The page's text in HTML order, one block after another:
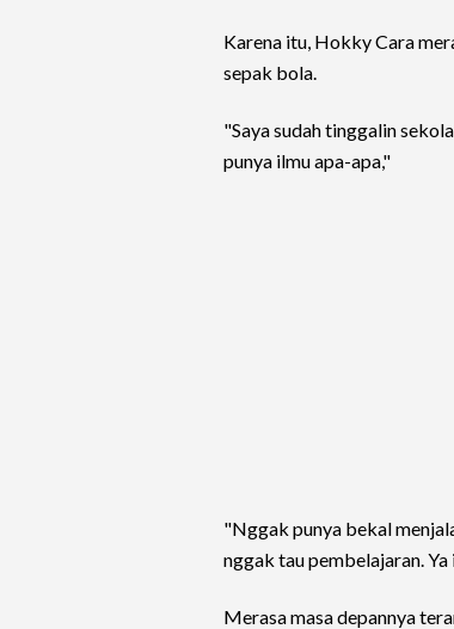
Karena itu, Hokky Cara
sepak bola.
"Saya sudah tinggalin
punya ilmu apa-apa,"
"Nggak punya bekal
nggak tau pembelajaran.
Merasa masa depannya